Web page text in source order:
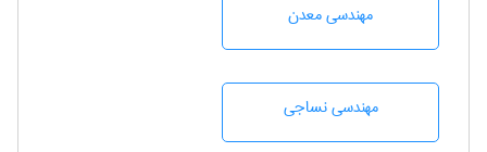
مهندسی معدن
مهندسي نساجی